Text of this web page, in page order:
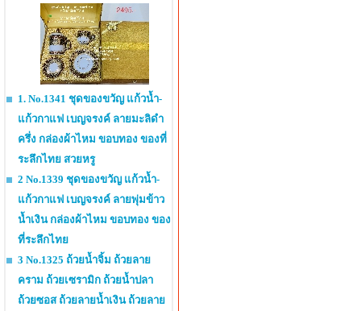
1. No.1341 ชุดของขวัญ แก้วน้ำ-
แก้วกาแฟ เบญจรงค์ ลายมะลิดำ
ครึ่ง กล่องผ้าไหม ขอบทอง ของที่
ระลึกไทย สวยหรู
2 No.1339 ชุดของขวัญ แก้วน้ำ-
แก้วกาแฟ เบญจรงค์ ลายพุ่มข้าว
น้ำเงิน กล่องผ้าไหม ขอบทอง ของ
ที่ระลึกไทย
3 No.1325 ถ้วยน้ำจิ้ม ถ้วยลาย
คราม ถ้วยเซรามิก ถ้วยน้ำปลา
ถ้วยซอส ถ้วยลายน้ำเงิน ถ้วยลาย